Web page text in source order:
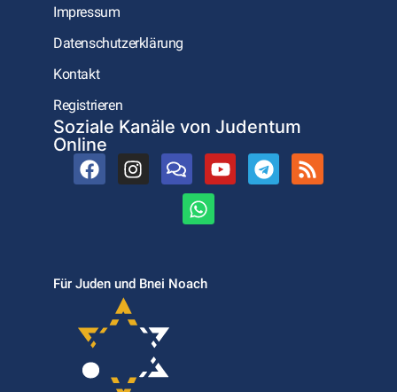
Impressum
Datenschutzerklärung
Kontakt
Registrieren
Soziale Kanäle von Judentum
Online
Für Juden und Bnei Noach